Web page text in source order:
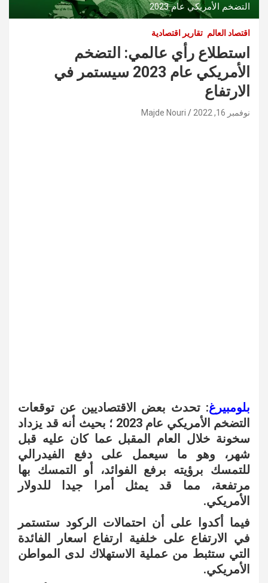
التضخم الأمريكي عام 2023
اقتصاد العالم تقارير اقتصادية
استطلاع رأي عالمي: التضخم
الأمريكي عام 2023 سيستمر في
الارتفاع
نوفمبر 16, 2022 Majde Nouri
بلومبيرغ: تحدث بعض الاقتصاديين عن توقعات
التضخم الأمريكي عام 2023 ؛ بحيث أنه قد يزداد
سخونة خلال العام المقبل عما كان عليه قبل
شهر، وهو ما سيعمل على دفع الفيدرالي
للتمسك برؤيته برفع الفوائد، أو التمسك بها
مرتفعة، مما قد يمثل أمرا جيدا للدولار
الأمريكي.
فيما أكدوا على أن احتمالات الركود ستستمر
في الارتفاع على خلفية ارتفاع اسعار الفائدة
التي ستثبط من عملية الاستهلاك لدى المواطن
الأمريكي.